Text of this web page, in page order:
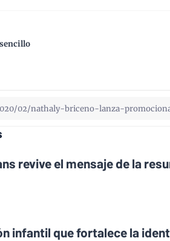
revive el mensaje de la
infantil que fortalece la